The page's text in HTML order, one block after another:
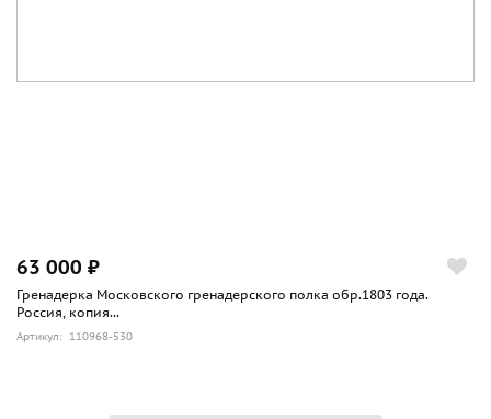
63 000 ₽
Гренадерка Московского гренадерского полка обр.1803 года.
Россия, копия...
Артикул: 110968-530